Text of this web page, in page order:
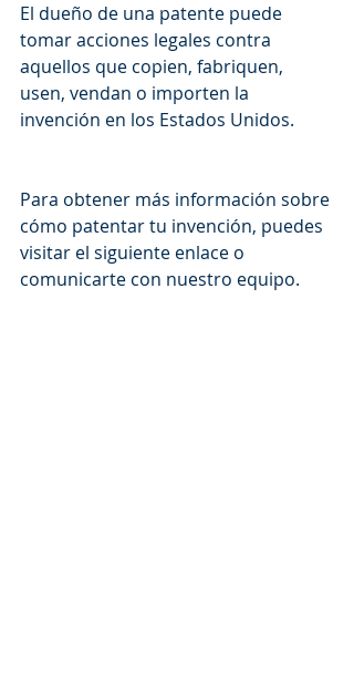
El dueño de una patente puede
tomar acciones legales contra
aquellos que copien, fabriquen,
usen, vendan o importen la
invención en los Estados Unidos.
Para obtener más información sobre
cómo patentar tu invención, puedes
visitar el siguiente enlace o
comunicarte con nuestro equipo.